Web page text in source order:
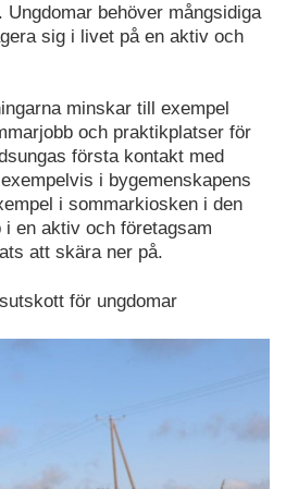
behöver mångsidiga
sig i livet på en aktiv och
minskar till exempel
och praktikplatser för
första kontakt med
i bygemenskapens
i sommarkiosken i den
en aktiv och företagsam
att skära ner på.
för ungdomar